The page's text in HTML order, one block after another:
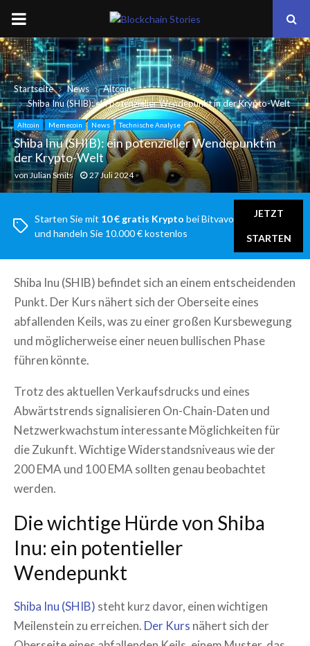
PRIMARY
MENU
Startseite News
Altcoin
Shiba Inu (SHIB): ein potenzieller Wendepunkt in der Krypto-Welt
Altcoin Memecoin News Technische Analyse
Shiba Inu (SHIB): ein potenzieller Wendepunkt in
der Krypto-Welt
vonJulian Smits 27 Juli 2024
Starten Sie mit 10 € gratis Krypto bei Bitvavo
und handeln Sie 10.000 € kostenlos
JETZT
STARTEN
Shiba Inu (SHIB) befindet sich an einem entscheidenden
Punkt. Der Kurs nähert sich der Oberseite eines
abfallenden Keils, was zu einer großen Kursbewegung
und möglicherweise einer neuen bullischen Phase
führen könnte.
Trotz des aktuellen Verkaufsdrucks und eines
Abwärtstrends signalisieren On-Chain-Daten und
Netzwerkwachstum interessante Möglichkeiten für
die Zukunft. Wichtige Widerstandsniveaus wie der
200 EMA und 100 EMA sollten genau beobachtet
werden.
Die wichtige Hürde von Shiba
Inu: ein potentieller
Wendepunkt
Shiba Inu (SHIB) steht kurz davor, einen wichtigen
Meilenstein zu erreichen. Der Kurs nähert sich der